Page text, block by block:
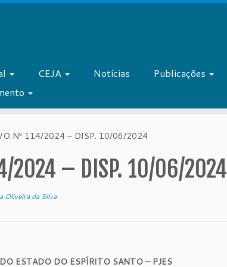
CEJA Notícias Publicações
Nº 114/2024 – DISP. 10/06/2024
2024 – DISP. 10/06/2024
Oliveira da Silva
ESTADO DO ESPÍRITO SANTO – PJES